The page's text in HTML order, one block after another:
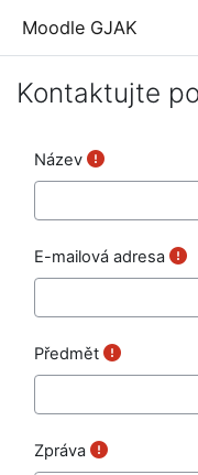
Moodle GJAK
Kontaktujte
Název
E-mailová adresa
Předmět
Zpráva